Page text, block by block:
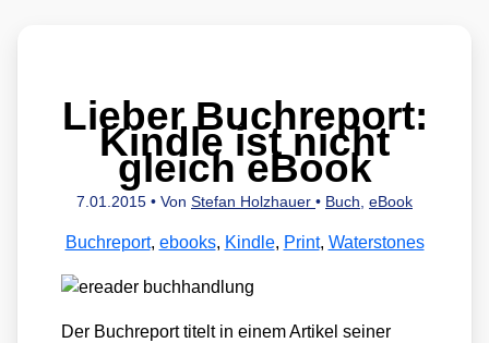
Lieber Buchreport:
Kindle ist nicht
gleich eBook
7.01.2015 • Von Stefan Holzhauer • Buch, eBook
Buchreport, ebooks, Kindle, Print, Waterstones
Der Buch­re­port titelt in einem Arti­kel sei­ner